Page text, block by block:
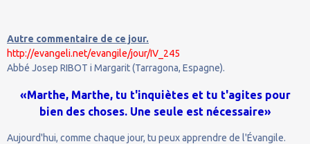
Autre commentaire de ce jour.
http://evangeli.net/evangile/jour/IV_245
Abbé Josep RIBOT i Margarit (Tarragona, Espagne).
«Marthe, Marthe, tu t'inquiètes et tu t'agites pour
bien des choses. Une seule est nécessaire»
Aujourd'hui, comme chaque jour, tu peux apprendre de l'Évangile.